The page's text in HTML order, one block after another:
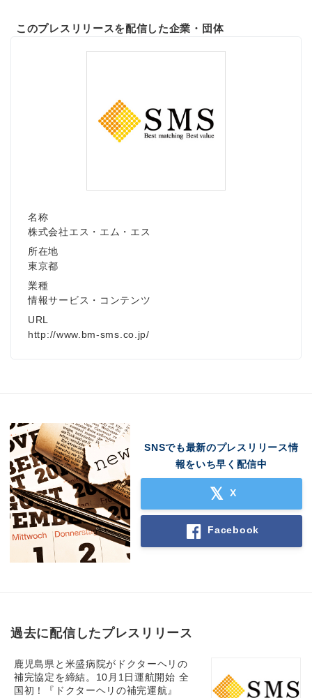
このプレスリリースを配信した企業・団体
名称
株式会社エス・エム・エス
所在地
東京都
業種
情報サービス・コンテンツ
URL
http://www.bm-sms.co.jp/
SNSでも最新のプレスリリース情
報をいち早く配信中
X
Facebook
過去に配信したプレスリリース
鹿児島県と米盛病院がドクターヘリの
補完協定を締結。10月1日運航開始 全
国初！『ドクターヘリの補完運航』